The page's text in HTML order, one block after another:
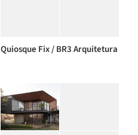
Quiosque Fix / BR3 Arquitetura